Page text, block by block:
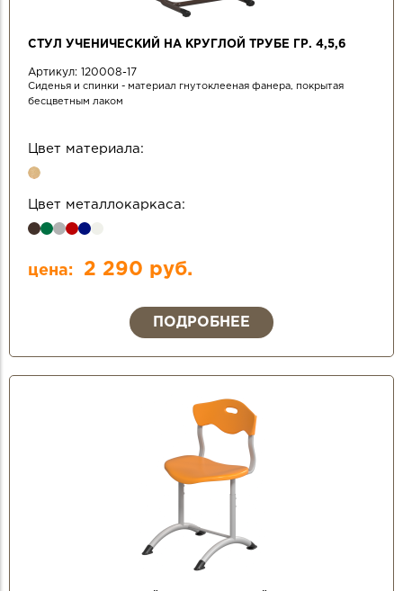
СТУЛ УЧЕНИЧЕСКИЙ НА КРУГЛОЙ ТРУБЕ ГР. 4,5,6
Артикул: 120008-17
Сиденья и спинки - материал гнутоклееная фанера, покрытая
бесцветным лаком
Цвет материала:
Цвет металлокаркаса:
цена: 2 290 руб.
ПОДРОБНЕЕ